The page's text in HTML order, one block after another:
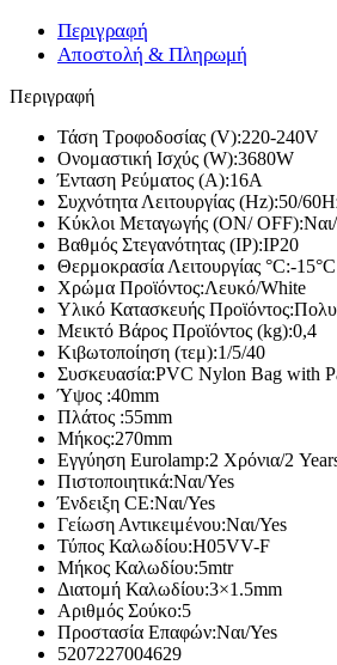
Τζάκια –
Μπαταριοθήκες
Μπαταρίες Silver
Αλκαλικές
Μπαταρίες Λιθίου
Μπαταρίες
Τροφοδοτικά
Φορτιστές
Μετατροπέας
Επίγεια –
Δορυφορικοί
Πεδιόμετρα
Ενισχυτές
Διακλαδωτές –
Πρίζες-Adaptors
Καλώδια Κεραίας
Εικόνα – Ήχος
Συσκευές Εικόνας
Περιγραφή
Αποστολή & Πληρωμή
Περιγραφή
Τάση Τροφοδοσίας (V):220-240V
Ονομαστική Ισχύς (W):3680W
Ένταση Ρεύματος (Α):16A
Συχνότητα Λειτουργίας (Hz):50/
Κύκλοι Μεταγωγής (ON/ OFF):
Βαθμός Στεγανότητας (IP):IP20
Θερμοκρασία Λειτουργίας °C:-
Χρώμα Προϊόντος:Λευκό/White
Υλικό Κατασκευής Προϊόντος:
Μεικτό Βάρος Προϊόντος (kg):0,4
Κιβωτοποίηση (τεμ):1/5/40
Συσκευασία:PVC Nylon Bag with
Ύψος :40mm
Πλάτος :55mm
Μήκος:270mm
Εγγύηση Eurolamp:2 Χρόνια/2
Πιστοποιητικά:Ναι/Yes
Ένδειξη CE:Ναι/Yes
Γείωση Αντικειμένου:Ναι/Yes
Τύπος Καλωδίου:H05VV-F
Μήκος Καλωδίου:5mtr
Διατομή Καλωδίου:3×1.5mm
Αριθμός Σούκο:5
Προστασία Επαφών:Ναι/Yes
5207227004629